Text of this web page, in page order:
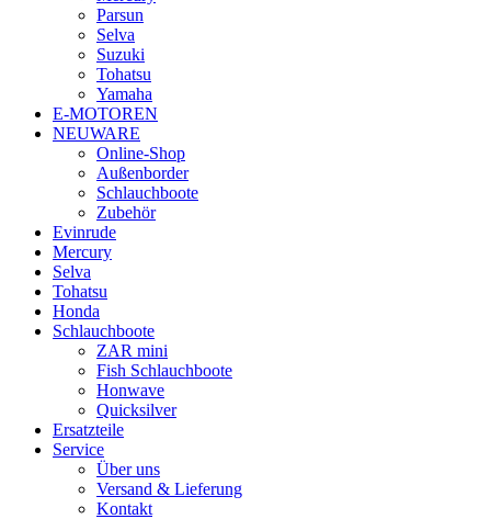
Parsun
Selva
Suzuki
Tohatsu
Yamaha
E-MOTOREN
NEUWARE
Online-Shop
Außenborder
Schlauchboote
Zubehör
Evinrude
Mercury
Selva
Tohatsu
Honda
Schlauchboote
ZAR mini
Fish Schlauchboote
Honwave
Quicksilver
Ersatzteile
Service
Über uns
Versand & Lieferung
Kontakt